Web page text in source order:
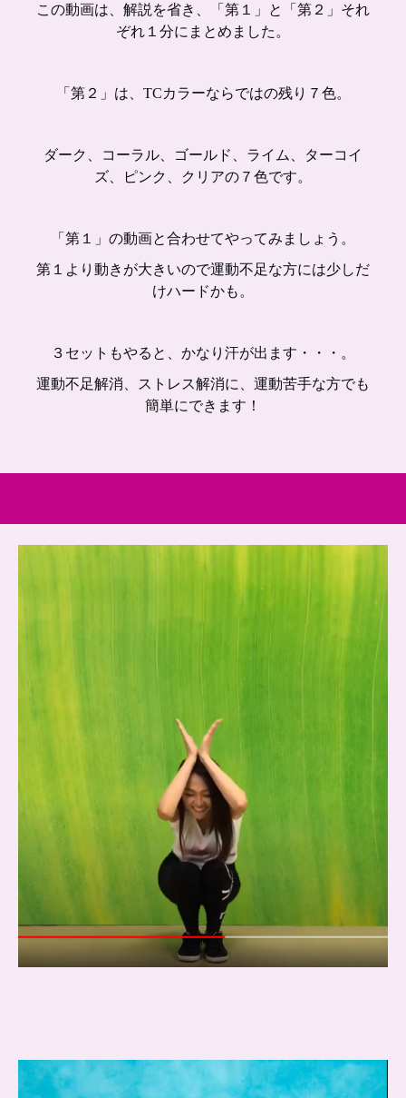
この動画は、解説を省き、「第１」と「第２」それ
ぞれ１分にまとめました。
「第２」は、TCカラーならではの残り７色。
ダーク、コーラル、ゴールド、ライム、ターコイ
ズ、ピンク、クリアの７色です。
「第１」の動画と合わせてやってみましょう。
第１より動きが大きいので運動不足な方には少しだ
けハードかも。
３セットもやると、かなり汗が出ます・・・。
運動不足解消、ストレス解消に、運動苦手な方でも
簡単にできます！